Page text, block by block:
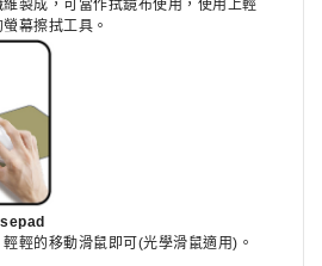
製成，可當作拭鏡布使用，使用上輕
幕擦拭工具。
輕的移動滑鼠即可(光學滑鼠適用)。